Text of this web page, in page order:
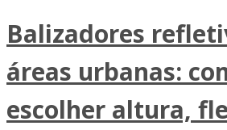
Balizadores
áreas urbanas:
escolher altura,